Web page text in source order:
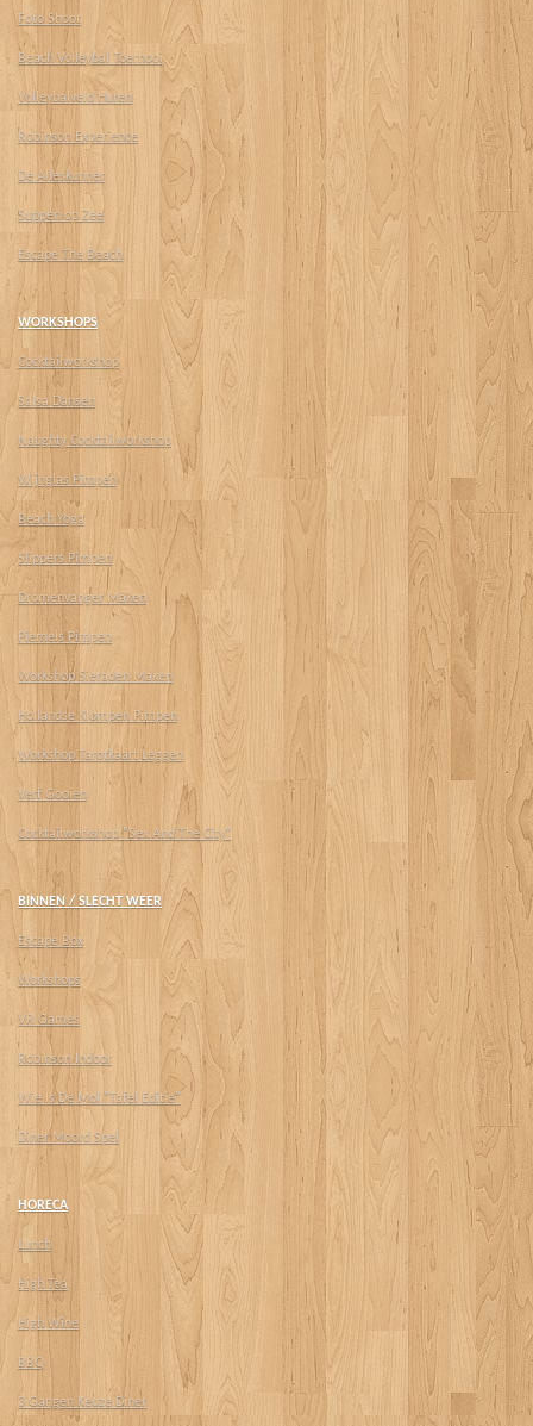
Foto Shoot
Beach Volleybal Toernooi
Volleybalveld Huren
Robinson Experience
De Alleskunner
Suppen op Zee
Escape The Beach
WORKSHOPS
Cocktailworkshop
Salsa Dansen
Naughty Cocktailworkshop
Wijnglas Pimpen
Beach Yoga
Slippers Pimpen
Dromenvanger Maken
Piemels Pimpen
Workshop Sieraden Maken
Hollandse Klompen Pimpen
Workshop Tarotkaart Leggen
Verf Gooien
Cocktailworkshop "Sex And The City"
BINNEN / SLECHT WEER
Escape Box
Workshops
VR Games
Robinson Indoor
Wie Is De Mol "Tafel Editie"
Diner Moord Spel
HORECA
Lunch
High Tea
High Wine
BBQ
3 Gangen Keuze Diner